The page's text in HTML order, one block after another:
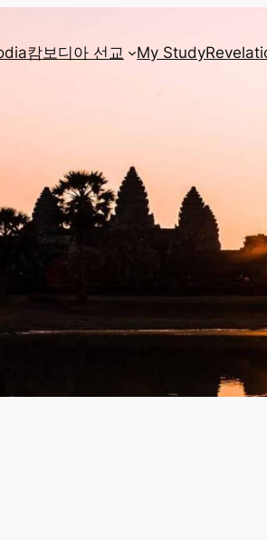
캄보디아 선교 My Study